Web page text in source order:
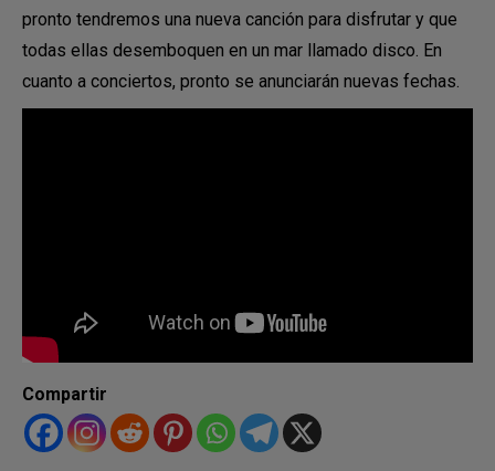
pronto tendremos una nueva canción para disfrutar y que
todas ellas desemboquen en un mar llamado disco. En
cuanto a conciertos, pronto se anunciarán nuevas fechas.
Compartir